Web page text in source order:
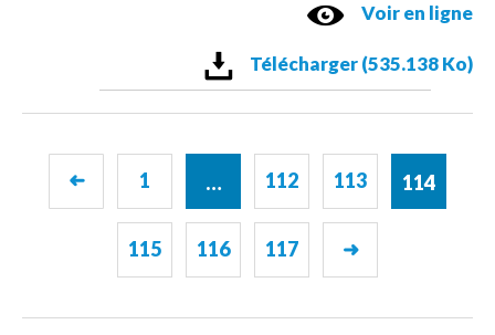
Voir en ligne
Télécharger (535.138 Ko)
➜ 1 … 112 113 114
115 116 117 ➜